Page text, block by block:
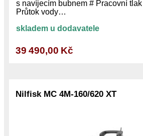
s navíjecím bubnem # Pracovní
Průtok vody…
skladem u dodavatele
39 490,00 Kč
Nilfisk MC 4M-160/620 XT